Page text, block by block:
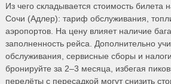
Из чего складывается стоимость
Сочи (Адлер): тариф обслуживания,
аэропортов. На цену влияет наличие
заполненность рейса. Дополнительно
обслуживания, сервисные сборы и
бронируйте за 2–3 месяца, избегая
перелёты с пересадкой могут снизить